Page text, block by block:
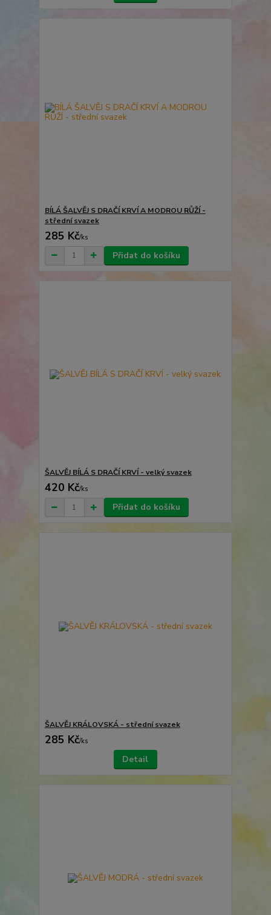
BÍLÁ ŠALVĚJ S DRAČÍ KRVÍ A MODROU RŮŽÍ -
střední svazek
285 Kč/ks
Přidat do košíku
ŠALVĚJ BÍLÁ S DRAČÍ KRVÍ - velký svazek
420 Kč/ks
Přidat do košíku
ŠALVĚJ KRÁLOVSKÁ - střední svazek
285 Kč/ks
Detail